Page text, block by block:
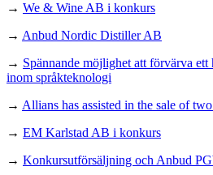
→ We & Wine AB i konkurs
→ Anbud Nordic Distiller AB
→ Spännande möjlighet att förvärva
inom språkteknologi
→ Allians has assisted in the sale of
→ EM Karlstad AB i konkurs
→ Konkursutförsäljning och Anbud